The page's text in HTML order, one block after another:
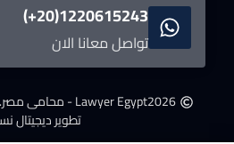
1220615243(20+)
تواصل معانا الان
2026Lawyer Egypt - محامى مصر.
تطوير ديجيتال